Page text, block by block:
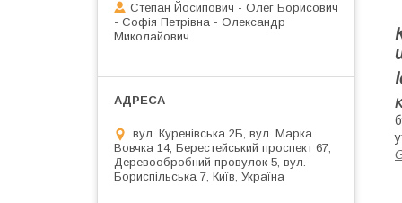
Степан Йосипович - Олег Борисович
- Софія Петрівна - Олександр
Миколайович
вул. Куренівська 2Б, вул. Марка
Вовчка 14, Берестейський проспект 67,
Деревообробний провулок 5, вул.
Бориспільська 7, Київ, Україна